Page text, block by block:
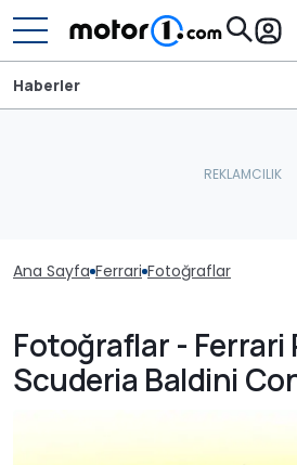
Haberler
Ana Sayfa Ferrari Fotoğraflar
Fotoğraflar - Ferrari
Scuderia Baldini